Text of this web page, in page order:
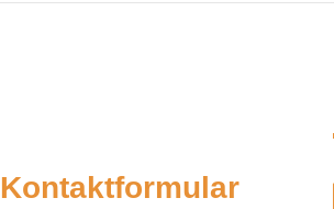
Kontaktformular